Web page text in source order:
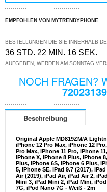
EMPFOHLEN VON MYTRENDYPHONE
BESTELLUNGEN DIE SIE INNERHALB
36 STD. 22 MIN. 16 SEK.
AUFGEBEN, WERDEN AM SONNTAG
NOCH FRAGEN?
Beschreibung
Original Apple MD819ZM/A
iPhone 12 Pro Max, iPhone 12
Pro Max, iPhone 11 Pro, iPhone
iPhone X, iPhone 8 Plus, iPhone
Plus, iPhone 6S, iPhone 6 Plus,
5, iPhone SE, iPad 9.7 (2017),
Air (2019), iPad Air, iPad Air 2,
Mini 3, iPad Mini 2, iPad Mini,
7G, iPod Nano 7G - Weiß - 2m